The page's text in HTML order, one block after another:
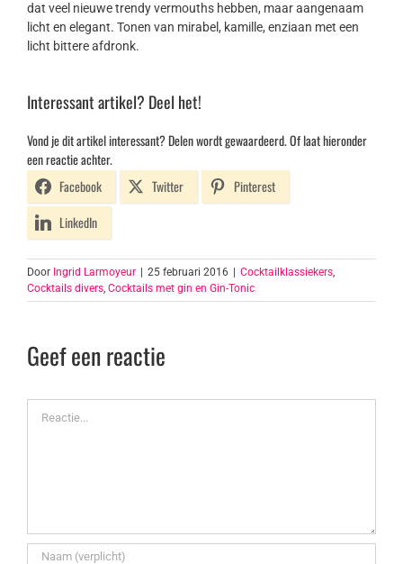
dat veel nieuwe trendy vermouths hebben, maar aangenaam
licht en elegant. Tonen van mirabel, kamille, enziaan met een
licht bittere afdronk.
Interessant artikel? Deel het!
Vond je dit artikel interessant? Delen wordt gewaardeerd. Of laat hieronder
een reactie achter.
Facebook
Twitter
Pinterest
LinkedIn
Door Ingrid Larmoyeur 25 februari 2016 Cocktailklassiekers,
Cocktails divers, Cocktails met gin en Gin-Tonic
Geef een reactie